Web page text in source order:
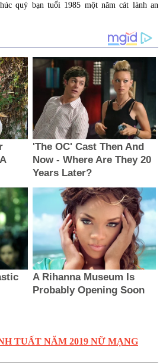
quý bạn tuổi 1985 một năm cát lành an
TUẤT NĂM 2019 NỮ MẠNG